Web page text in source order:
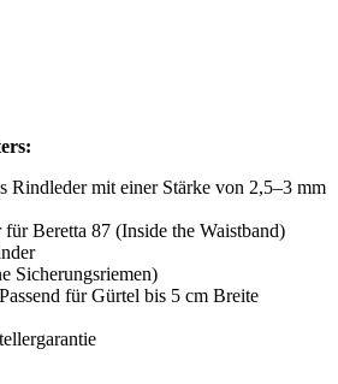
Rindleder mit einer Stärke von 2,5–3 mm
Beretta 87 (Inside the Waistband)
Sicherungsriemen)
Passend für Gürtel bis 5 cm Breite